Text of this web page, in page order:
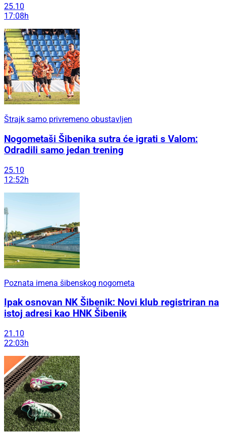
25.10
17:08h
Štrajk samo privremeno obustavljen
Nogometaši Šibenika sutra će igrati s Valom:
Odradili samo jedan trening
25.10
12:52h
Poznata imena šibenskog nogometa
Ipak osnovan NK Šibenik: Novi klub registriran na
istoj adresi kao HNK Šibenik
21.10
22:03h